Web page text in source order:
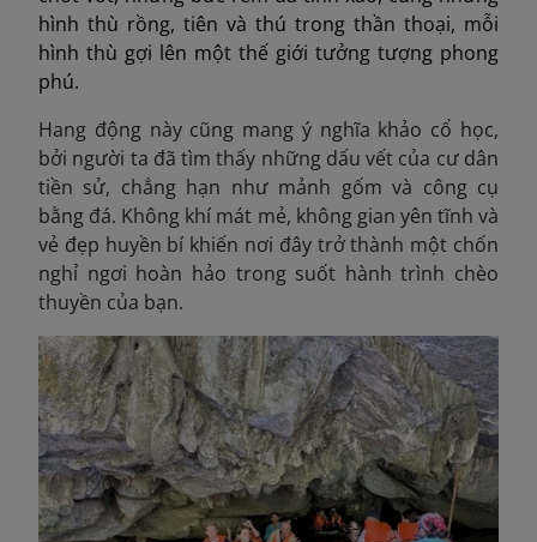
hình thù rồng, tiên và thú trong thần thoại, mỗi
hình thù gợi lên một thế giới tưởng tượng phong
phú.
Hang động này cũng mang ý nghĩa khảo cổ học,
bởi người ta đã tìm thấy những dấu vết của cư dân
tiền sử, chẳng hạn như mảnh gốm và công cụ
bằng đá. Không khí mát mẻ, không gian yên tĩnh và
vẻ đẹp huyền bí khiến nơi đây trở thành một chốn
nghỉ ngơi hoàn hảo trong suốt hành trình chèo
thuyền của bạn.